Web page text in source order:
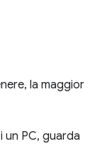
la maggior
un PC, guarda